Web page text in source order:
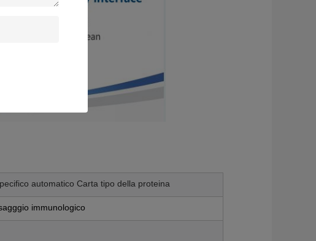
automatico Carta tipo della proteina
immunologico